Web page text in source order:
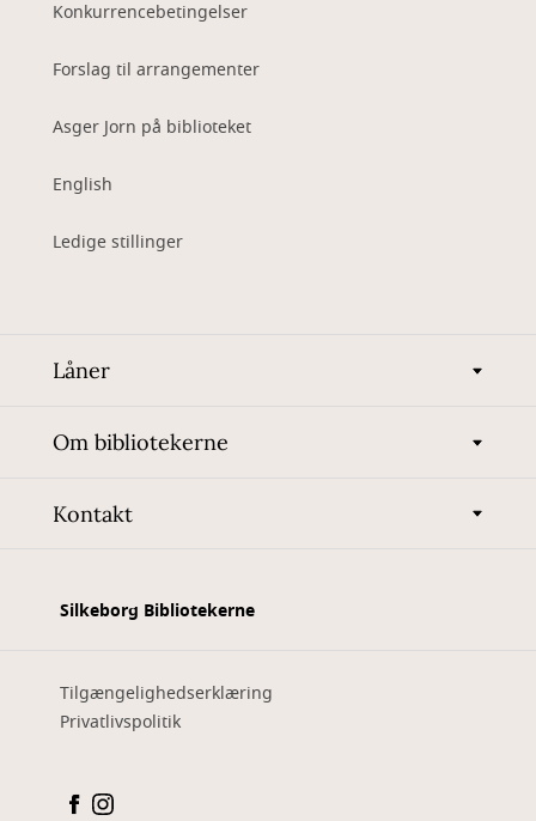
Konkurrencebetingelser
Forslag til arrangementer
Asger Jorn på biblioteket
English
Ledige stillinger
Låner
Om bibliotekerne
Kontakt
Silkeborg Bibliotekerne
Tilgængelighedserklæring
Privatlivspolitik